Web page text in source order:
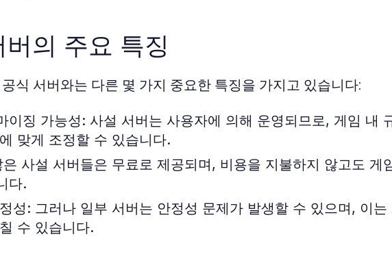
의 주요 특징
식 서버와는 다른 몇 가지 중요한 특징을 가지고 있습니다:
이징 가능성: 사설 서버는 사용자에 의해 운영되므로, 게임 내
맞게 조정할 수 있습니다.
은 사설 서버들은 무료로 제공되며, 비용을 지불하지 않고도 게
다.
성: 그러나 일부 서버는 안정성 문제가 발생할 수 있으며, 이
수 있습니다.